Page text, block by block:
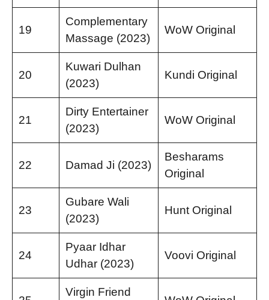
19
Complementary
Massage (2023)
WoW Original
20
Kuwari Dulhan
(2023)
Kundi Original
21
Dirty Entertainer
(2023)
WoW Original
22 Damad Ji (2023)
Besharams
Original
23
Gubare Wali
(2023)
Hunt Original
24
Pyaar Idhar
Udhar (2023)
Voovi Original
Virgin Friend